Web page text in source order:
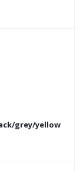
grey/yellow